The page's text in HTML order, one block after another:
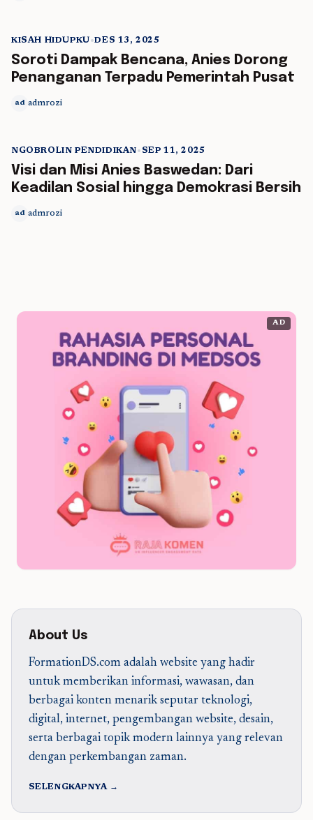
5 min read
KISAH HIDUPKU•DES 13, 2025
Soroti Dampak Bencana, Anies Dorong
Penanganan Terpadu Pemerintah Pusat
ad admrozi
5 min read
NGOBROLIN PENDIDIKAN• SEP 11, 2025
Visi dan Misi Anies Baswedan: Dari
Keadilan Sosial hingga Demokrasi Bersih
ad admrozi
AD
About Us
FormationDS.com adalah website yang hadir
untuk memberikan informasi, wawasan, dan
berbagai konten menarik seputar teknologi,
digital, internet, pengembangan website, desain,
serta berbagai topik modern lainnya yang relevan
dengan perkembangan zaman.
SELENGKAPNYA →